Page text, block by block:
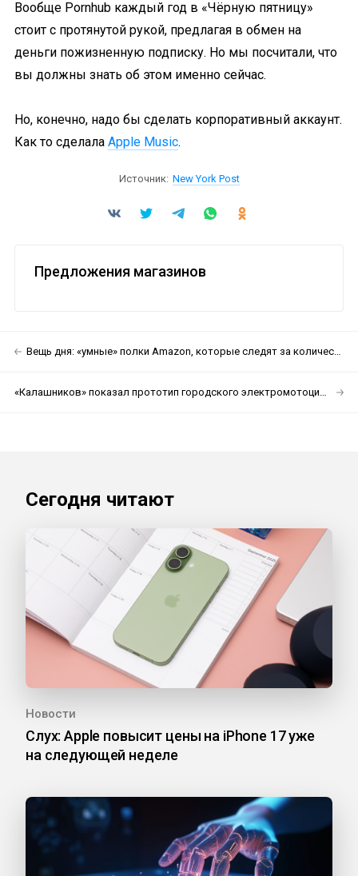
Вообще Pornhub каждый год в «Чёрную пятницу»
стоит с протянутой рукой, предлагая в обмен на
деньги пожизненную подписку. Но мы посчитали, что
вы должны знать об этом именно сейчас.
Но, конечно, надо бы сделать корпоративный аккаунт.
Как то сделала Apple Music.
Источник: New York Post
Предложения магазинов
Вещь дня: «умные» полки Amazon, которые следят за количеством офисных расходников
«Калашников» показал прототип городского электромотоцикла
Сегодня читают
Новости
Слух: Apple повысит цены на iPhone 17 уже
на следующей неделе